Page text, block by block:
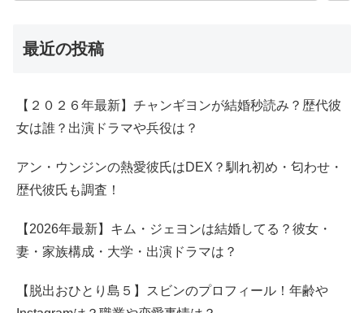
最近の投稿
【２０２６年最新】チャンギヨンが結婚秒読み？歴代彼
女は誰？出演ドラマや兵役は？
アン・ウンジンの熱愛彼氏はDEX？馴れ初め・匂わせ・
歴代彼氏も調査！
【2026年最新】キム・ジェヨンは結婚してる？彼女・
妻・家族構成・大学・出演ドラマは？
【脱出おひとり島５】スビンのプロフィール！年齢や